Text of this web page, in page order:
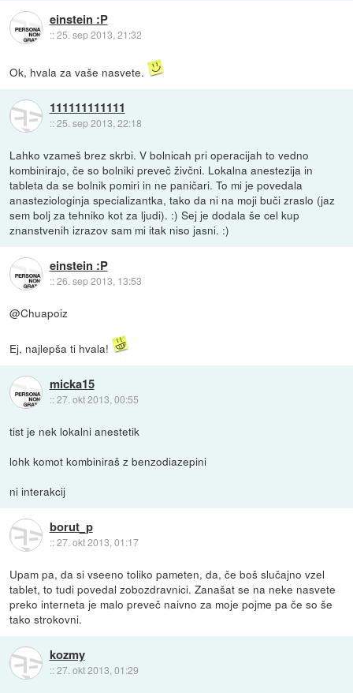
einstein :P
::25. sep 2013, 21:32
Ok, hvala za vaše nasvete.
111111111111
::25. sep 2013, 22:18
Lahko vzameš brez skrbi. V bolnicah pri operacijah to vedno
kombinirajo, če so bolniki preveč živčni. Lokalna anestezija in
tableta da se bolnik pomiri in ne paničari. To mi je povedala
anasteziologinja specializantka, tako da ni na moji buči zraslo (jaz
sem bolj za tehniko kot za ljudi). :) Sej je dodala še cel kup
znanstvenih izrazov sam mi itak niso jasni. :)
einstein :P
::26. sep 2013, 13:53
@Chuapoiz
Ej, najlepša ti hvala!
micka15
::27. okt 2013, 00:55
tist je nek lokalni anestetik
lohk komot kombiniraš z benzodiazepini
ni interakcij
borut_p
::27. okt 2013, 01:17
Upam pa, da si vseeno toliko pameten, da, če boš slučajno vzel
tablet, to tudi povedal zobozdravnici. Zanašat se na neke nasvete
preko interneta je malo preveč naivno za moje pojme pa če so še
tako strokovni.
kozmy
::27. okt 2013, 01:29